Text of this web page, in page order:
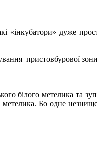
«інкубатори» дуже
пристовбурової
білого метелика та
метелика. Бо одне